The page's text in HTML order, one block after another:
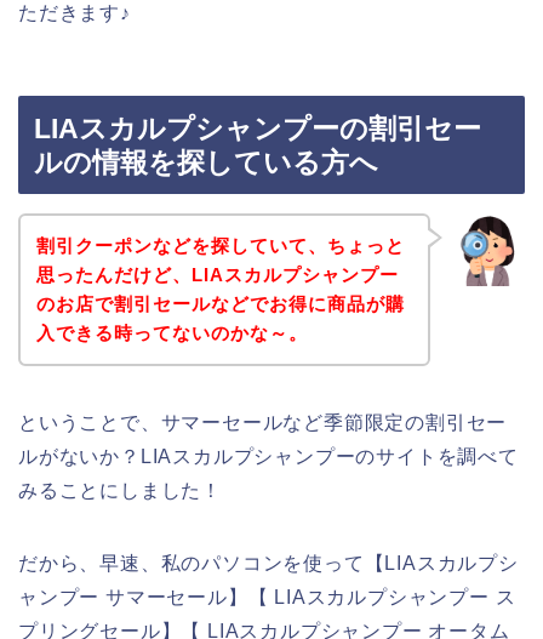
ただきます♪
LIAスカルプシャンプーの割引セー
ルの情報を探している方へ
割引クーポンなどを探していて、ちょっと
思ったんだけど、LIAスカルプシャンプー
のお店で割引セールなどでお得に商品が購
入できる時ってないのかな～。
ということで、サマーセールなど季節限定の割引セー
ルがないか？LIAスカルプシャンプーのサイトを調べて
みることにしました！
だから、早速、私のパソコンを使って【LIAスカルプシ
ャンプー サマーセール】【 LIAスカルプシャンプー ス
プリングセール】【 LIAスカルプシャンプー オータム